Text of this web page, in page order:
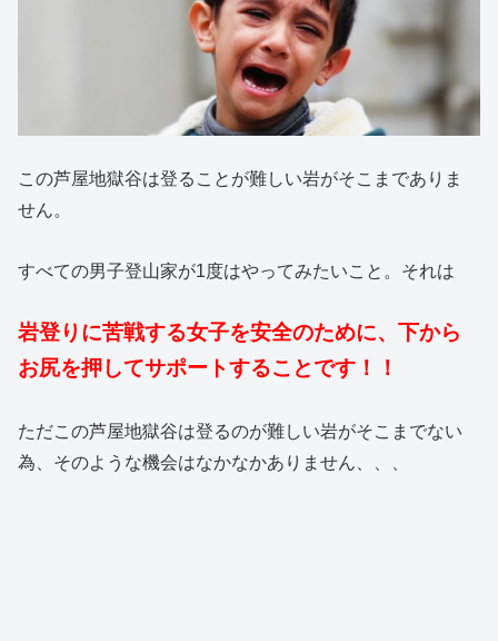
この芦屋地獄谷は登ることが難しい岩がそこまでありま
せん。
すべての男子登山家が1度はやってみたいこと。それは
岩登りに苦戦する女子を安全のために、下から
お尻を押してサポートすることです！！
ただこの芦屋地獄谷は登るのが難しい岩がそこまでない
為、そのような機会はなかなかありません、、、